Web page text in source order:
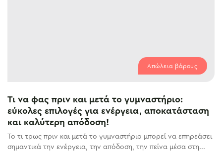
Απώλεια βάρους
Τι να φας πριν και μετά το γυμναστήριο:
εύκολες επιλογές για ενέργεια, αποκατάσταση
και καλύτερη απόδοση!
Το τι τρως πριν και μετά το γυμναστήριο μπορεί να επηρεάσει
σημαντικά την ενέργεια, την απόδοση, την πείνα μέσα στη...